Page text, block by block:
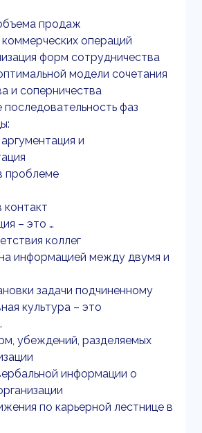
продаж
коммерческих операций
форм сотрудничества
модели сочетания
и соперничества
последовательность фаз
и
проблеме
контакт
– это …
коллег
информацией между двумя и
задачи подчиненному
культура – это
убеждений, разделяемых
информации о
по карьерной лестнице в